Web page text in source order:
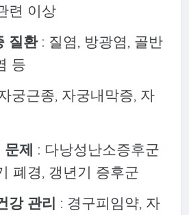
련 이상
질환 : 질염, 방광염, 골반
등
궁근종, 자궁내막증, 자
문제 : 다낭성난소증후군
폐경, 갱년기 증후군
강 관리 : 경구피임약, 자